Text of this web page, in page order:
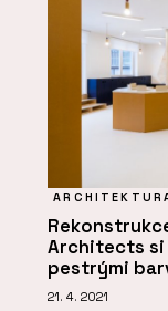
Architects si
pestrými
21. 4. 2021